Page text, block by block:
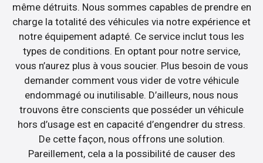
même détruits. Nous sommes capables de prendre en
charge la totalité des véhicules via notre expérience et
notre équipement adapté. Ce service inclut tous les
types de conditions. En optant pour notre service,
vous n’aurez plus à vous soucier. Plus besoin de vous
demander comment vous vider de votre véhicule
endommagé ou inutilisable. D’ailleurs, nous nous
trouvons être conscients que posséder un véhicule
hors d’usage est en capacité d’engendrer du stress.
De cette façon, nous offrons une solution.
Pareillement, cela a la possibilité de causer des